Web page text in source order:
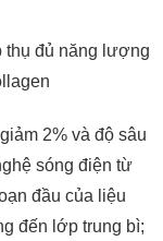
thụ đủ năng lượng
2% và độ sâu
sóng điện từ
đầu của liệu
đến lớp trung bì;